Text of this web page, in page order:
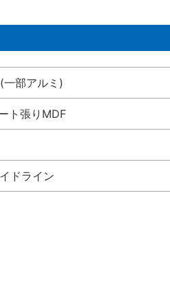
部アルミ)
ト張りMDF
ドライン